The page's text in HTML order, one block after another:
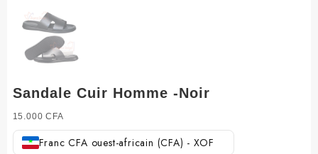
Sandale Cuir Homme -Noir
15.000CFA
Franc CFA ouest-africain (CFA) - XOF